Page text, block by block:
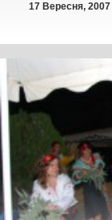
17 Вересня, 2007